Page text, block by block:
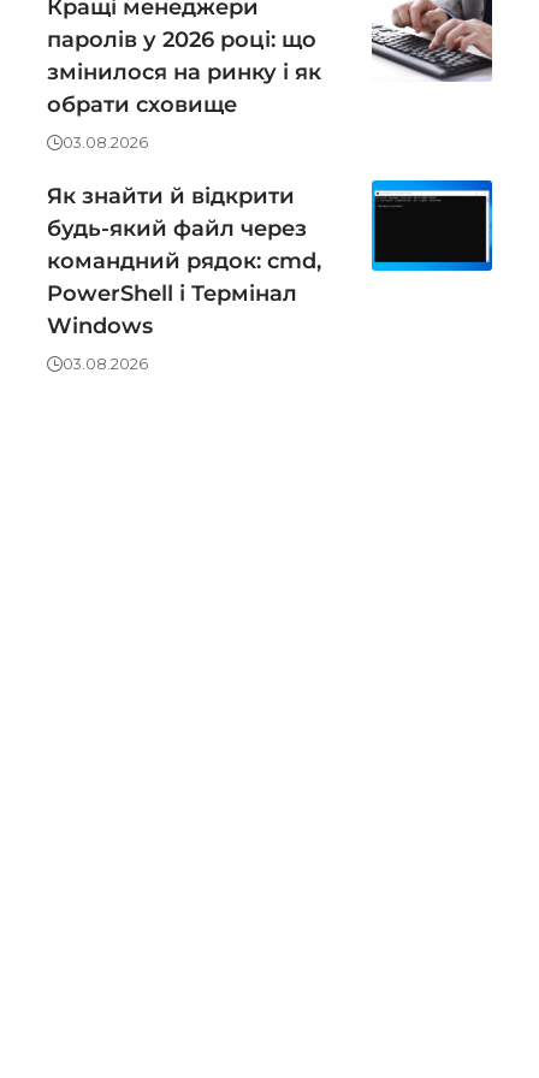
Кращі менеджери
паролів у 2026 році: що
змінилося на ринку і як
обрати сховище
03.08.2026
Як знайти й відкрити
будь-який файл через
командний рядок: cmd,
PowerShell і Термінал
Windows
03.08.2026